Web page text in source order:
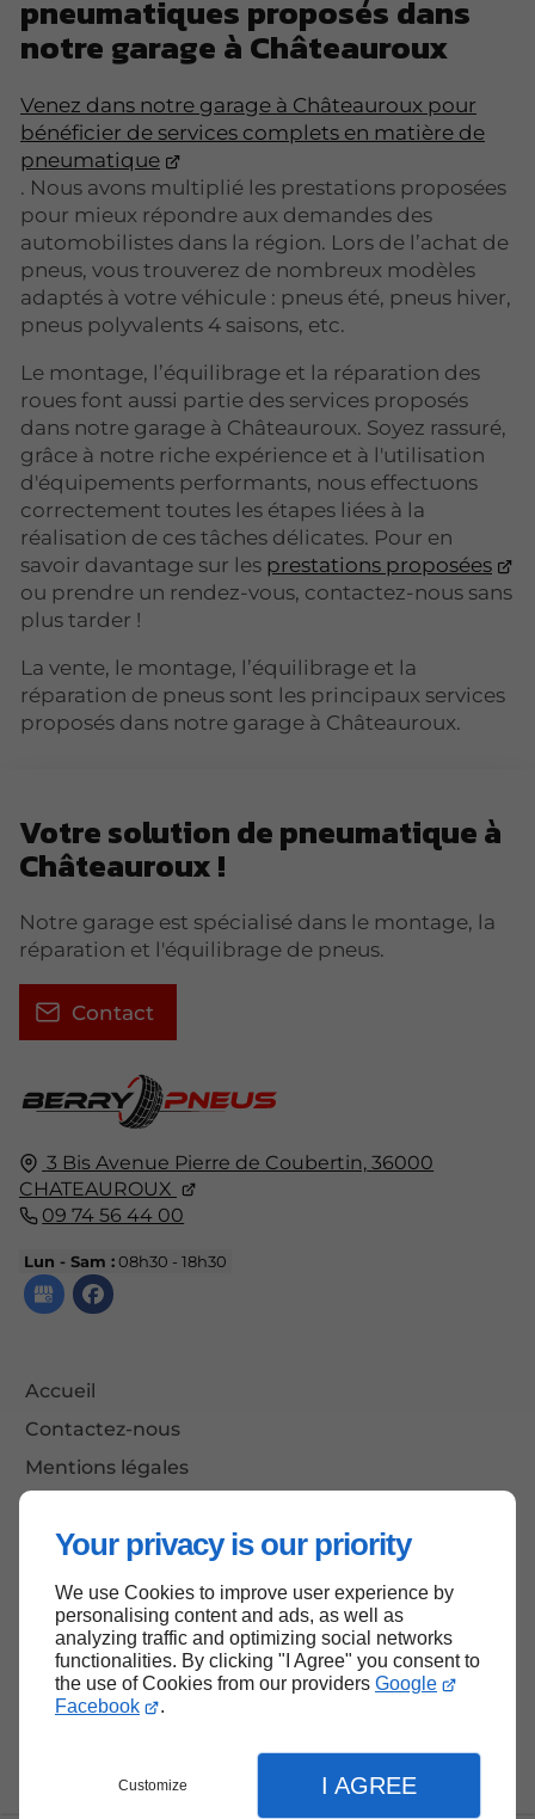
Your privacy is our priority
We use Cookies to improve user experience by
personalising content and ads, as well as
analyzing traffic and optimizing social networks
functionalities. By clicking "I Agree" you consent to
the use of Cookies from our providers Google
Facebook
.
Customize I AGREE
pneumatiques proposés dans
notre garage à Châteauroux
Venez dans notre garage à Châteauroux pour
bénéficier de services complets en matière de
pneumatique
. Nous avons multiplié les prestations proposées
pour mieux répondre aux demandes des
automobilistes dans la région. Lors de l’achat de
pneus, vous trouverez de nombreux modèles
adaptés à votre véhicule : pneus été, pneus hiver,
pneus polyvalents 4 saisons, etc.
Le montage, l’équilibrage et la réparation des
roues font aussi partie des services proposés
dans notre garage à Châteauroux. Soyez rassuré,
grâce à notre riche expérience et à l'utilisation
d'équipements performants, nous effectuons
correctement toutes les étapes liées à la
réalisation de ces tâches délicates. Pour en
savoir davantage sur les prestations proposées
ou prendre un rendez-vous, contactez-nous sans
plus tarder !
La vente, le montage, l’équilibrage et la
réparation de pneus sont les principaux services
proposés dans notre garage à Châteauroux.
3 Bis Avenue Pierre de Coubertin, 36000
CHATEAUROUX
09 74 56 44 00
Lun - Sam :08h30 - 18h30
Accueil
Contactez-nous
Mentions légales
Votre solution de pneumatique à
Châteauroux !
Notre garage est spécialisé dans le montage, la
réparation et l'équilibrage de pneus.
Contact
Haut de page